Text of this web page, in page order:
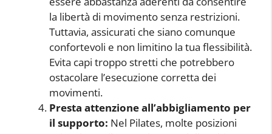
la libertà di movimento senza restrizioni.
Tuttavia, assicurati che siano comunque
confortevoli e non limitino la tua flessibilità.
Evita capi troppo stretti che potrebbero
ostacolare l’esecuzione corretta dei
movimenti.
Presta attenzione all’abbigliamento per
il supporto: Nel Pilates, molte posizioni